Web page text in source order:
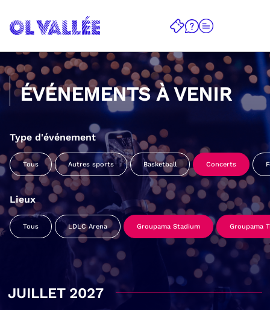
ÉVÉNEMENTS À VENIR
Type d'événement
Tous Autres sports Basketball Concerts
Lieux
Tous LDLC Arena Groupama Stadium Groupama
JUILLET 2027